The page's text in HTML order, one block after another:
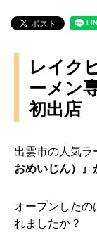
レイク
ーメン
初出店
出雲市の人気ラ
おめいじん）』
オープンした
れましたか？